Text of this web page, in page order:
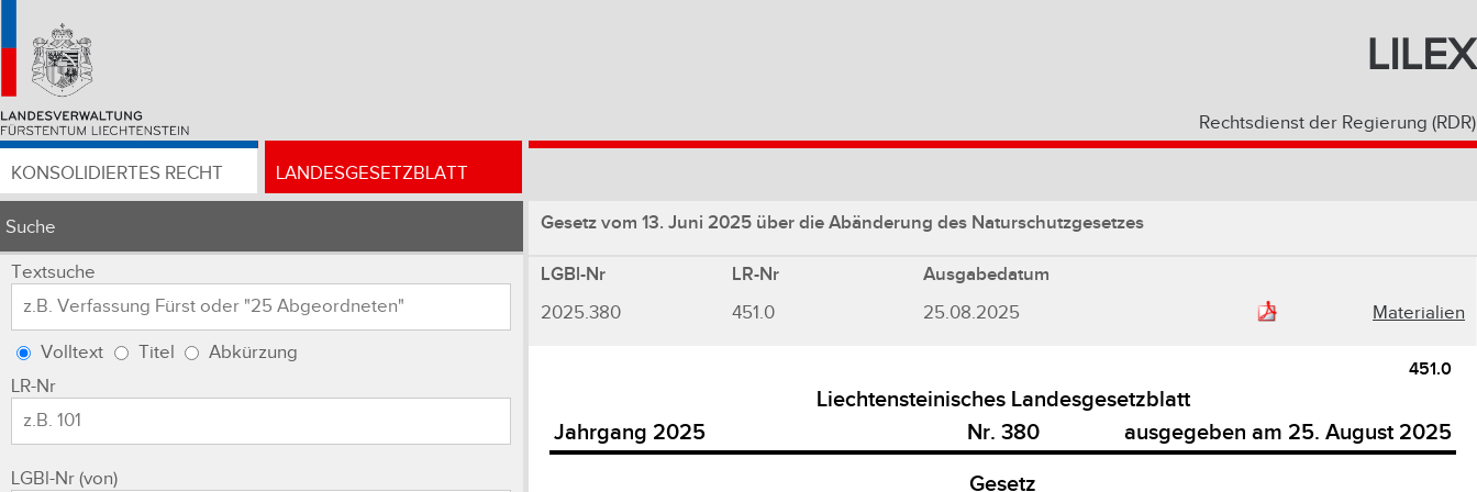
LILEX
Rechtsdienst der Regierung (RDR)
KONSOLIDIERTES RECHT LANDESGESETZBLATT
Suche
Textsuche
Volltext Titel
Abkürzung
LR-Nr
LGBl-Nr (von)
Gesetz vom 13. Juni 2025 über die Abänderung des Naturschutzgesetzes
LGBl-Nr LR-Nr Ausgabedatum
2025.380 451.0 25.08.2025 Materialien